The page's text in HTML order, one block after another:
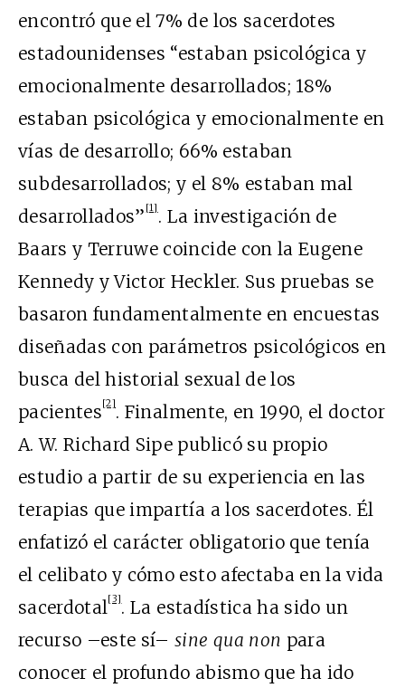
encontró que el 7% de los sacerdotes
estadounidenses “estaban psicológica y
emocionalmente desarrollados; 18%
estaban psicológica y emocionalmente en
vías de desarrollo; 66% estaban
subdesarrollados; y el 8% estaban mal
desarrollados”[1]. La investigación de
Baars y Terruwe coincide con la Eugene
Kennedy y Victor Heckler. Sus pruebas se
basaron fundamentalmente en encuestas
diseñadas con parámetros psicológicos en
busca del historial sexual de los
pacientes[2]. Finalmente, en 1990, el doctor
A. W. Richard Sipe publicó su propio
estudio a partir de su experiencia en las
terapias que impartía a los sacerdotes. Él
enfatizó el carácter obligatorio que tenía
el celibato y cómo esto afectaba en la vida
sacerdotal[3]. La estadística ha sido un
recurso –este sí–sine qua non para
conocer el profundo abismo que ha ido